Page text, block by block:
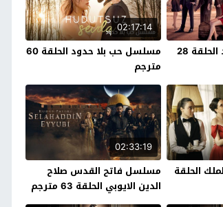
مسلسل قلب اسود الحلقة 28
02:17:14
مسلسل حب بلا حدود الحلقة 60
مترجم
الحلقة
02:33:19
مسلسل فاتح القدس صلاح
الدين الايوبي الحلقة 63 مترجم